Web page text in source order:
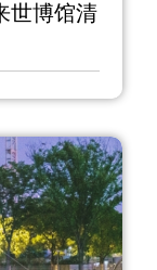
世博馆清